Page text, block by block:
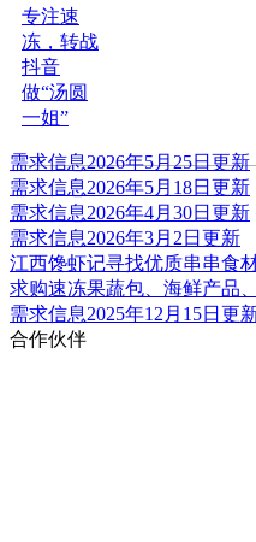
需求信息2026年5月25日更新
需求信息2026年5月18日更新
需求信息2026年4月30日更新
需求信息2026年3月2日更新
江西馋虾记寻找优质串串食
求购速冻果蔬包、海鲜产品
需求信息2025年12月15日更
合作伙伴